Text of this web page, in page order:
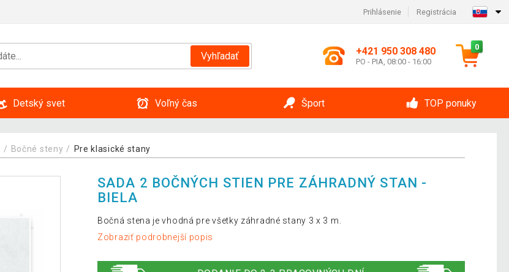
Prihlásenie Registrácia
Vyhľadať +421 950 308 480
PO - PIA, 08:00 - 16:00
0
Detský svet Voľný čas Šport TOP ponuky
Bočné steny Pre klasické stany
SADA 2 BOČNÝCH STIEN PRE ZÁHRADNÝ STAN -
BIELA
Bočná stena je vhodná pre všetky záhradné stany 3 x 3 m.
Zobraziť podrobnejší popis